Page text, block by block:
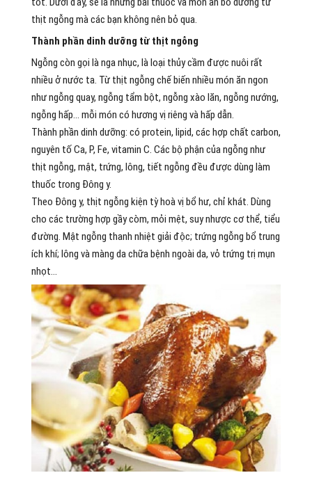
thịt ngỗng mà các bạn không nên bỏ qua.
Thành phần dinh dưỡng từ thịt ngỗng
Ngỗng còn gọi là nga nhục, là loại thủy cầm được nuôi rất
nhiều ở nước ta. Từ thịt ngỗng chế biến nhiều món ăn ngon
như ngỗng quay, ngỗng tẩm bột, ngỗng xào lăn, ngỗng nướng,
ngỗng hấp… mỗi món có hương vị riêng và hấp dẫn.
Thành phần dinh dưỡng: có protein, lipid, các hợp chất carbon,
nguyên tố Ca, P, Fe, vitamin C. Các bộ phận của ngỗng như
thịt ngỗng, mật, trứng, lông, tiết ngỗng đều được dùng làm
thuốc trong Đông y.
Theo Đông y, thịt ngỗng kiện tỳ hoà vị bổ hư, chỉ khát. Dùng
cho các trường hợp gầy còm, mỏi mệt, suy nhược cơ thể, tiểu
đường. Mật ngỗng thanh nhiệt giải độc; trứng ngỗng bổ trung
ích khí; lông và màng da chữa bệnh ngoài da, vỏ trứng trị mụn
nhọt…